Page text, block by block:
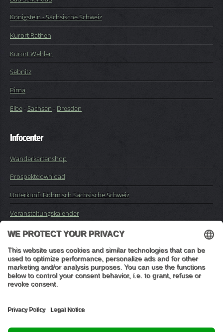
Königstein - Sächsische Schweiz
Kurort Rathen
Kurort Wehlen
Sebnitz
Pirna
Elbe-Sachsen - Dresden
Infocenter
Wanderkartenshop
Prospektdownload
Unterkunft Böhmisch Sächsische Schweiz
Veranstaltungskalender
Impressum
Buchungsanfrage
"In den Wäldern sind Dinge, über die nachzudenken man jahrelang